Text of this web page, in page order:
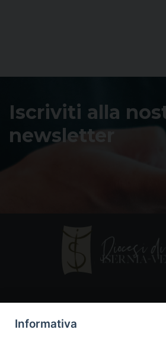
Iscriviti alla
newsletter
Informativa